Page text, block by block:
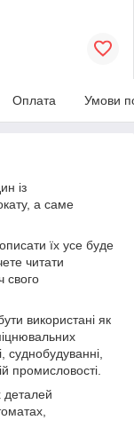
Оплата Умови
із
а саме
їх усе буде
читати
свого
використані як
суднобудуванні,
промисловості.
деталей